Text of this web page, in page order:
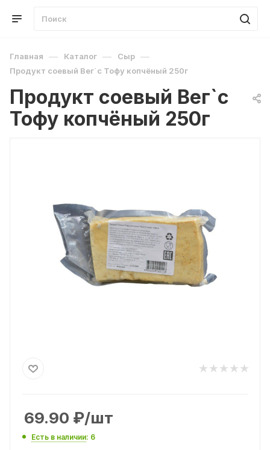
Главная — Каталог — Сыр —
Продукт соевый Вег`с Тофу копчёный 250г
Продукт соевый Вег`с
Тофу копчёный 250г
69.90 ₽/шт
Есть в наличии: 6